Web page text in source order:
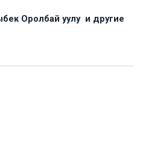
Оролбай уулу и другие